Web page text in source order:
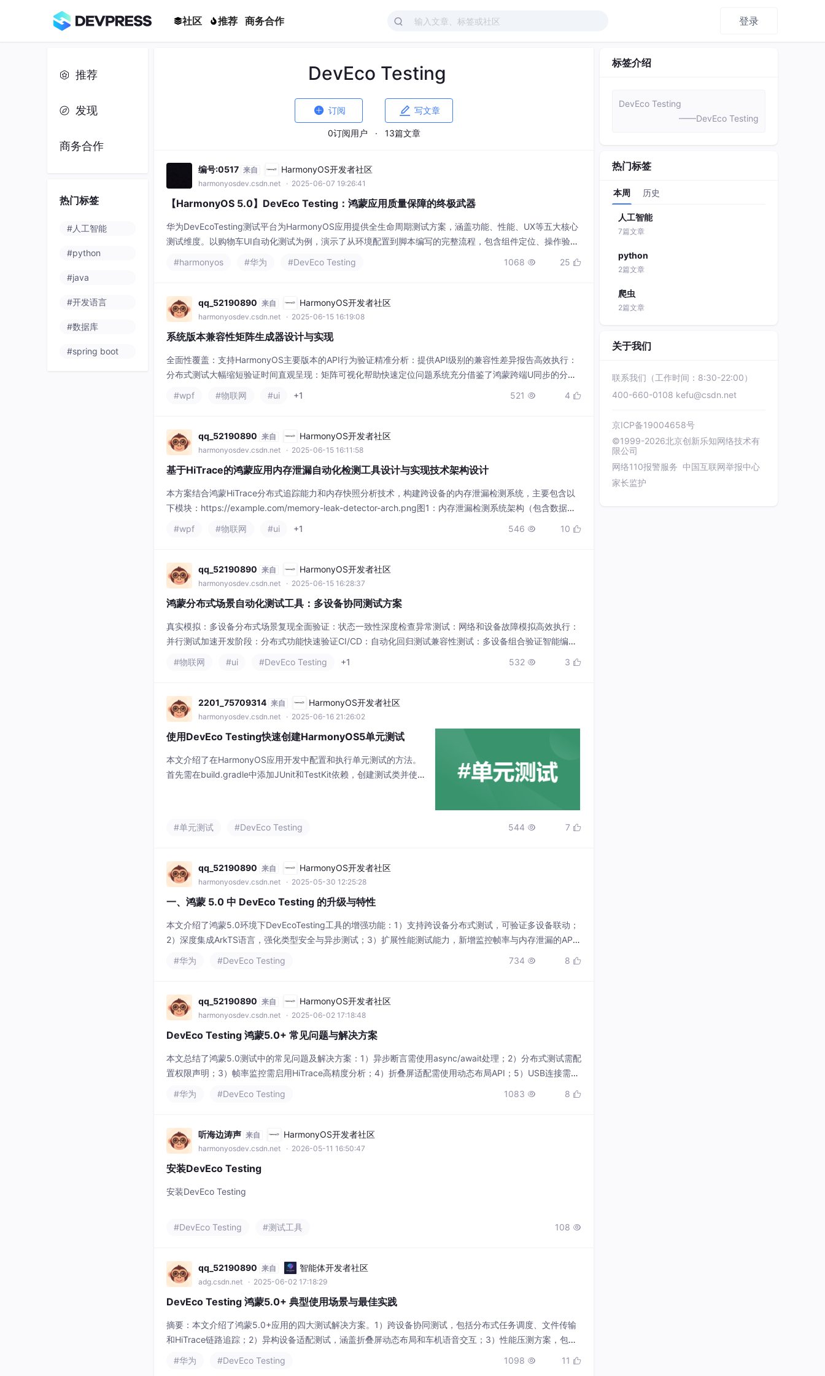
社区 推荐 商务合作 登录
推荐
发现
商务合作
热门标签
#人工智能
#python
#java
#开发语言
#数据库
#spring boot
DevEco Testing
 订阅  写文章
0订阅用户 · 13篇文章
编号:0517 来自 HarmonyOS开发者社区
harmonyosdev.csdn.net · 2025-06-07 19:26:41
【HarmonyOS 5.0】DevEco Testing：鸿蒙应用质量保障的终极武器
华为DevEcoTesting测试平台为HarmonyOS应用提供全生命周期测试方案，涵盖功能、性能、UX等五大核心
测试维度。以购物车UI自动化测试为例，演示了从环境配置到脚本编写的完整流程，包含组件定位、操作验证
等关键API使用。平台支持性能监控配置、崩溃报告解读等深度测试能力，提供设备投屏、DOM分析等调试工
具，并建议在每日构建中集成稳定性测试。该方案适用于APIVersion10+，完整示例
#harmonyos #华为 #DevEco Testing 1068  25 
qq_52190890 来自 HarmonyOS开发者社区
harmonyosdev.csdn.net · 2025-06-15 16:19:08
系统版本兼容性矩阵生成器设计与实现
​​全面性覆盖​​：支持HarmonyOS主要版本的API行为验证​​精准分析​​：提供API级别的兼容性差异报告​​高效执行​​：
分布式测试大幅缩短验证时间​​直观呈现​​：矩阵可视化帮助快速定位问题系统充分借鉴了鸿蒙跨端U同步的分布
的版本适配支持。
#wpf #物联网 #ui +1 521  4 
qq_52190890 来自 HarmonyOS开发者社区
harmonyosdev.csdn.net · 2025-06-15 16:11:58
基于HiTrace的鸿蒙应用内存泄漏自动化检测工具设计与实现技术架构设计
本方案结合鸿蒙HiTrace分布式追踪能力和内存快照分析技术，构建跨设备的内存泄漏检测系统，主要包含以
下模块：https://example.com/memory-leak-detector-arch.png图1：内存泄漏检测系统架构（包含数据采
TS)关键技术实现1. H
#wpf #物联网 #ui +1 546  10 
qq_52190890 来自 HarmonyOS开发者社区
harmonyosdev.csdn.net · 2025-06-15 16:28:37
鸿蒙分布式场景自动化测试工具：多设备协同测试方案
​​真实模拟​​：多设备分布式场景复现​​全面验证​​：状态一致性深度检查​​异常测试​​：网络和设备故障模拟​​高效执行​​：
并行测试加速​​开发阶段​​：分布式功能快速验证​​CI/CD​​：自动化回归测试​​兼容性测试​​：多设备组合验证​​智能编排​​
#物联网 #ui #DevEco Testing +1 532  3 
2201_75709314 来自 HarmonyOS开发者社区
harmonyosdev.csdn.net · 2025-06-16 21:26:02
使用DevEco Testing快速创建HarmonyOS5单元测试
本文介绍了在HarmonyOS应用开发中配置和执行单元测试的方法。
首先需在build.gradle中添加JUnit和TestKit依赖，创建测试类并使用
置操作、参数化测试、UI测试和模拟对象等进阶测试
#单元测试 #DevEco Testing 544  7 
qq_52190890 来自 HarmonyOS开发者社区
harmonyosdev.csdn.net · 2025-05-30 12:25:28
一、鸿蒙 5.0 中 DevEco Testing 的升级与特性
本文介绍了鸿蒙5.0环境下DevEcoTesting工具的增强功能：1）支持跨设备分布式测试，可验证多设备联动；
2）深度集成ArkTS语言，强化类型安全与异步测试；3）扩展性能测试能力，新增监控帧率与内存泄漏的AP
I。同时展示了鸿蒙5.0兼容性测试实践，包括多设备适配验证和AI辅助用例生成功能。此外，还提供了CI/CD
流水线配置示例和低代码测试脚本编辑器的应用场景。这些升级使测试场景覆盖率提升至9
#华为 #DevEco Testing 734  8 
qq_52190890 来自 HarmonyOS开发者社区
harmonyosdev.csdn.net · 2025-06-02 17:18:48
DevEco Testing 鸿蒙5.0+ 常见问题与解决方案
本文总结了鸿蒙5.0测试中的常见问题及解决方案：1）异步断言需使用async/await处理；2）分布式测试需配
置权限声明；3）帧率监控需启用HiTrace高精度分析；4）折叠屏适配需使用动态布局API；5）USB连接需安
装专用驱动；6）覆盖率统计需开启增量分析；7）安全测试需使用隐私保护工具。针对分布式文件传输和AIoT
设备联动场景提供了测试示例。文章还推荐了日志分析、性能抓包等排查工具，帮助开
#华为 #DevEco Testing 1083  8 
听海边涛声 来自 HarmonyOS开发者社区
harmonyosdev.csdn.net · 2026-05-11 16:50:47
安装DevEco Testing
安装DevEco Testing
#DevEco Testing #测试工具 108 
qq_52190890 来自 智能体开发者社区
adg.csdn.net · 2025-06-02 17:18:29
DevEco Testing 鸿蒙5.0+ 典型使用场景与最佳实践
摘要：本文介绍了鸿蒙5.0+应用的四大测试解决方案。1）跨设备协同测试，包括分布式任务调度、文件传输
和HiTrace链路追踪；2）异构设备适配测试，涵盖折叠屏动态布局和车机语音交互；3）性能压测方案，包含
游戏帧率测试和内存泄漏检测；4）安全合规测试，涉及动态权限审计和数据加密验证。提供了ArkTS代码示
例和工具链支持（如deveco-cli、HiProfiler），帮助开发者系统性覆盖质量风险。
#华为 #DevEco Testing 1098  11 
标签介绍
DevEco Testing
——DevEco Testing
热门标签
本周 历史
人工智能
7篇文章
python
2篇文章
爬虫
2篇文章
关于我们
联系我们（工作时间：8:30-22:00）
400-660-0108 kefu@csdn.net
京ICP备19004658号
©1999-2026北京创新乐知网络技术有
限公司
网络110报警服务 中国互联网举报中心
家长监护